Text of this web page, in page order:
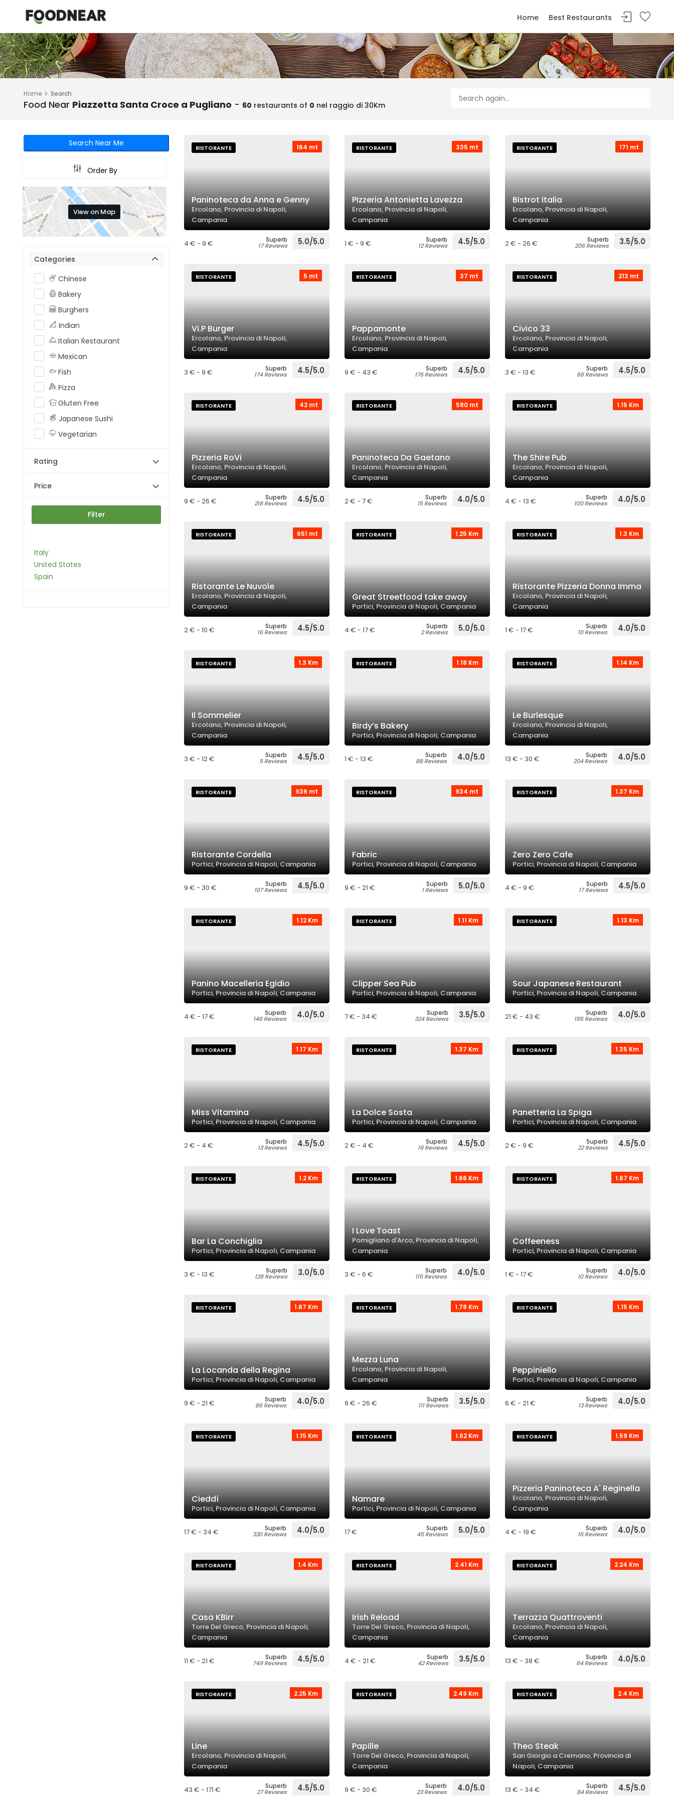
Home Best Restaurants
Home Search
Food Near Piazzetta Santa Croce a Pugliano - 60 restaurants of 0 nel raggio di 30Km
Search Near Me
Order By
View on Map
Categories
Chinese
Bakery
Burghers
Indian
Italian Restaurant
Mexican
Fish
Pizza
Gluten Free
Japanese Sushi
Vegetarian
Rating
Price
Filter
Italy
United States
Spain
164 mt
RISTORANTE
Paninoteca da Anna e Genny
Ercolano, Provincia di Napoli,
Campania
4 € - 9 € Superb
17 Reviews 5.0/5.0
335 mt
RISTORANTE
Pizzeria Antonietta Lavezza
Ercolano, Provincia di Napoli,
Campania
1 € - 9 € Superb
12 Reviews 4.5/5.0
171 mt
RISTORANTE
Bistrot Italia
Ercolano, Provincia di Napoli,
Campania
2 € - 26 € Superb
206 Reviews 3.5/5.0
5 mt
RISTORANTE
Vi.P Burger
Ercolano, Provincia di Napoli,
Campania
3 € - 9 € Superb
174 Reviews 4.5/5.0
37 mt
RISTORANTE
Pappamonte
Ercolano, Provincia di Napoli,
Campania
9 € - 43 € Superb
176 Reviews 4.5/5.0
213 mt
RISTORANTE
Civico 33
Ercolano, Provincia di Napoli,
Campania
3 € - 13 € Superb
66 Reviews 4.5/5.0
42 mt
RISTORANTE
Pizzeria RoVi
Ercolano, Provincia di Napoli,
Campania
9 € - 26 € Superb
218 Reviews 4.5/5.0
580 mt
RISTORANTE
Paninoteca Da Gaetano
Ercolano, Provincia di Napoli,
Campania
2 € - 7 € Superb
15 Reviews 4.0/5.0
1.15 Km
RISTORANTE
The Shire Pub
Ercolano, Provincia di Napoli,
Campania
4 € - 13 € Superb
100 Reviews 4.0/5.0
651 mt
RISTORANTE
Ristorante Le Nuvole
Ercolano, Provincia di Napoli,
Campania
2 € - 10 € Superb
16 Reviews 4.5/5.0
1.25 Km
RISTORANTE
Great Streetfood take away
Portici, Provincia di Napoli, Campania
4 € - 17 € Superb
2 Reviews 5.0/5.0
1.3 Km
RISTORANTE
Ristorante Pizzeria Donna Imma
Ercolano, Provincia di Napoli,
Campania
1 € - 17 € Superb
10 Reviews 4.0/5.0
1.3 Km
RISTORANTE
Il Sommelier
Ercolano, Provincia di Napoli,
Campania
3 € - 12 € Superb
5 Reviews 4.5/5.0
1.18 Km
RISTORANTE
Birdy’s Bakery
Portici, Provincia di Napoli, Campania
1 € - 13 € Superb
88 Reviews 4.0/5.0
1.14 Km
RISTORANTE
Le Burlesque
Ercolano, Provincia di Napoli,
Campania
13 € - 30 € Superb
204 Reviews 4.0/5.0
936 mt
RISTORANTE
Ristorante Cordella
Portici, Provincia di Napoli, Campania
9 € - 30 € Superb
107 Reviews 4.5/5.0
934 mt
RISTORANTE
Fabric
Portici, Provincia di Napoli, Campania
9 € - 21 € Superb
1 Reviews 5.0/5.0
1.37 Km
RISTORANTE
Zero Zero Cafe
Portici, Provincia di Napoli, Campania
4 € - 9 € Superb
17 Reviews 4.5/5.0
1.12 Km
RISTORANTE
Panino Macelleria Egidio
Portici, Provincia di Napoli, Campania
4 € - 17 € Superb
146 Reviews 4.0/5.0
1.11 Km
RISTORANTE
Clipper Sea Pub
Portici, Provincia di Napoli, Campania
7 € - 34 € Superb
324 Reviews 3.5/5.0
1.13 Km
RISTORANTE
Sour Japanese Restaurant
Portici, Provincia di Napoli, Campania
21 € - 43 € Superb
195 Reviews 4.0/5.0
1.17 Km
RISTORANTE
Miss Vitamina
Portici, Provincia di Napoli, Campania
2 € - 4 € Superb
13 Reviews 4.5/5.0
1.37 Km
RISTORANTE
La Dolce Sosta
Portici, Provincia di Napoli, Campania
2 € - 4 € Superb
19 Reviews 4.5/5.0
1.35 Km
RISTORANTE
Panetteria La Spiga
Portici, Provincia di Napoli, Campania
2 € - 9 € Superb
22 Reviews 4.5/5.0
1.2 Km
RISTORANTE
Bar La Conchiglia
Portici, Provincia di Napoli, Campania
3 € - 13 € Superb
128 Reviews 3.0/5.0
1.66 Km
RISTORANTE
I Love Toast
Pomigliano d'Arco, Provincia di Napoli,
Campania
3 € - 6 € Superb
115 Reviews 4.0/5.0
1.67 Km
RISTORANTE
Coffeeness
Portici, Provincia di Napoli, Campania
1 € - 17 € Superb
10 Reviews 4.0/5.0
1.67 Km
RISTORANTE
La Locanda della Regina
Portici, Provincia di Napoli, Campania
9 € - 21 € Superb
86 Reviews 4.0/5.0
1.78 Km
RISTORANTE
Mezza Luna
Ercolano, Provincia di Napoli,
Campania
9 € - 26 € Superb
111 Reviews 3.5/5.0
1.15 Km
RISTORANTE
Peppiniello
Portici, Provincia di Napoli, Campania
6 € - 21 € Superb
13 Reviews 4.0/5.0
1.15 Km
RISTORANTE
Cieddí
Portici, Provincia di Napoli, Campania
17 € - 34 € Superb
330 Reviews 4.0/5.0
1.62 Km
RISTORANTE
Namare
Portici, Provincia di Napoli, Campania
17 € Superb
45 Reviews 5.0/5.0
1.59 Km
RISTORANTE
Pizzeria Paninoteca A' Reginella
Ercolano, Provincia di Napoli,
Campania
4 € - 19 € Superb
16 Reviews 4.0/5.0
1.4 Km
RISTORANTE
Casa KBirr
Torre Del Greco, Provincia di Napoli,
Campania
11 € - 21 € Superb
749 Reviews 4.5/5.0
2.41 Km
RISTORANTE
Irish Reload
Torre Del Greco, Provincia di Napoli,
Campania
4 € - 21 € Superb
42 Reviews 3.5/5.0
2.24 Km
RISTORANTE
Terrazza Quattroventi
Ercolano, Provincia di Napoli,
Campania
13 € - 38 € Superb
64 Reviews 4.0/5.0
2.25 Km
RISTORANTE
Line
Ercolano, Provincia di Napoli,
Campania
43 € - 171 € Superb
27 Reviews 4.5/5.0
2.49 Km
RISTORANTE
Papille
Torre Del Greco, Provincia di Napoli,
Campania
9 € - 30 € Superb
23 Reviews 4.0/5.0
2.4 Km
RISTORANTE
Theo Steak
San Giorgio a Cremano, Provincia di
Napoli, Campania
13 € - 34 € Superb
84 Reviews 4.5/5.0